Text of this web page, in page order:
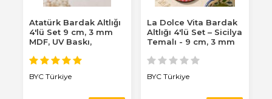
Atatürk Bardak Altlığı
4'lü Set 9 cm, 3 mm
MDF, UV Baskı,
BYC Türkiye
La Dolce Vita Bardak
Altlığı 4'lü Set – Sicilya
Temalı - 9 cm, 3 mm
BYC Türkiye